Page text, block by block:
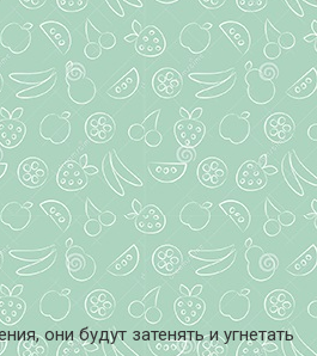
они будут затенять и угнетать